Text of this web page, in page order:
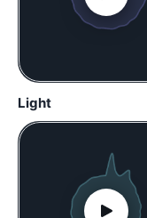
Light